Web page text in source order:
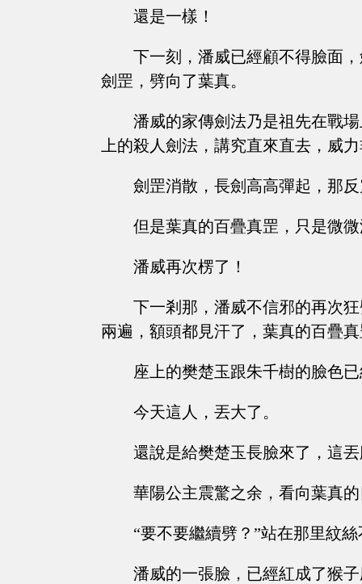
還是一樣！
下一刻，潘威已經顧不得臉面
劍罡，劈向了葉真。
潘威的家傳劍法乃是祖先在戰
上的殺人劍法，講究直來直去，威
劍罡消散，長劍高高彈起，那
但是葉真的百疊真罡，只是微
潘威再次楞了！
下一剎那，潘威不信邪的再次
兩遍，額頭都見汗了，葉真的百疊
座上的樊楚玉跟朱千樹的臉色
今天這人，丟大了。
還說是給樊楚玉長臉來了，這
華陽公主震驚之余，看向葉真
“要不要繼續劈？”站在那里紋
潘威的一張臉，已經紅成了猴